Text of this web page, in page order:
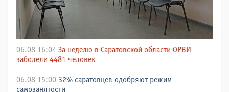
06.08 16:04 За неделю в Саратовской области ОРВИ
заболели 4481 человек
06.08 15:00 32% саратовцев одобряют режим
самозанятости